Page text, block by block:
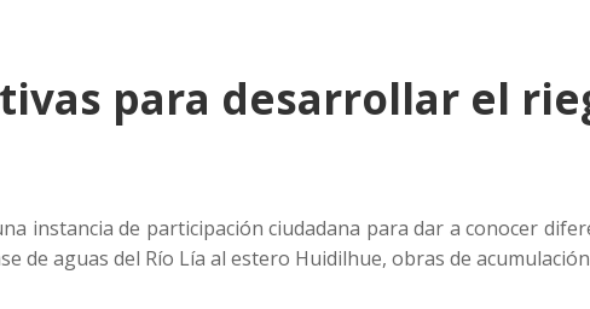
para desarrollar el
instancia de participación ciudadana para dar a conocer
de aguas del Río Lía al estero Huidilhue, obras de